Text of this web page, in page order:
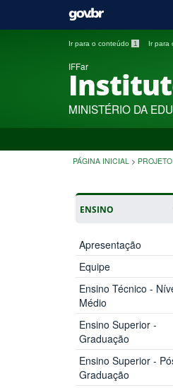
Ir para o conteúdo 1 Ir para
IFFar
MINISTÉRIO DA
PÁGINA INICIAL >
ENSINO
Apresentação
Equipe
Ensino Técnico -
Médio
Ensino Superior -
Graduação
Ensino Superior -
Graduação